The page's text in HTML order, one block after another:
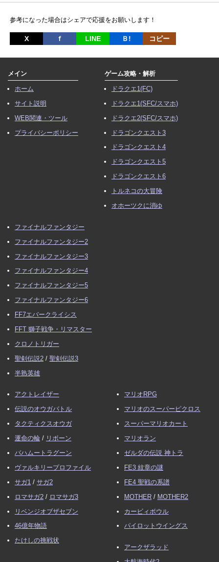
参考になった場合はシェアで応援をお願いします！
X ｆ LINE Ｂ! コピー
メイン
ホーム
サイト説明
WEB関連・ツール
プライバシーポリシー
ゲーム攻略・解析
ドラクエ1(FC)
ドラクエ1(SFC/スマホ)
ドラクエ2(SFC/スマホ)
ドラゴンクエスト3
ドラゴンクエスト4
ドラゴンクエスト5
ドラゴンクエスト6
トルネコの大冒険
オホーツクに消ゆ
ファイナルファンタジー
ファイナルファンタジー2
ファイナルファンタジー3
ファイナルファンタジー4
ファイナルファンタジー5
ファイナルファンタジー6
FF7エバークライシス
FFT 獅子戦争・リマスター
クロノトリガー
聖剣伝説2 / 聖剣伝説3
半熟英雄
アクトレイザー
伝説のオウガバトル
タクティクスオウガ
運命の輪 / リボーン
バハムートラグーン
ヴァルキリープロファイル
サガ1 / サガ2
ロマサガ2 / ロマサガ3
リベンジオブザセブン
46億年物語
たけしの挑戦状
マリオRPG
マリオのスーパーピクロス
スーパーマリオカート
マリオラン
ゼルダの伝説 神トラ
FE3 紋章の謎
FE4 聖戦の系譜
MOTHER / MOTHER2
カービィボウル
パイロットウイングス
アークザラッド